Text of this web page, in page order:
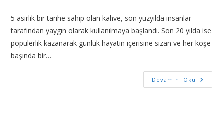
5 asırlık bir tarihe sahip olan kahve, son yüzyılda insanlar
tarafından yaygın olarak kullanılmaya başlandı. Son 20 yılda ise
popülerlik kazanarak günlük hayatın içerisine sızan ve her köşe
başında bir…
Devamını Oku